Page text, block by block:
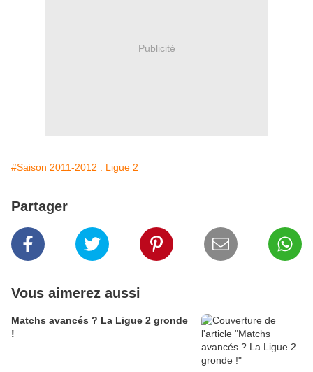
Publicité
#Saison 2011-2012 : Ligue 2
Partager
Vous aimerez aussi
Matchs avancés ? La Ligue 2 gronde
!